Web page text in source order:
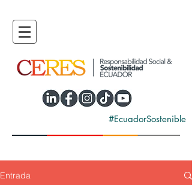
#EcuadorSostenible
Entrada